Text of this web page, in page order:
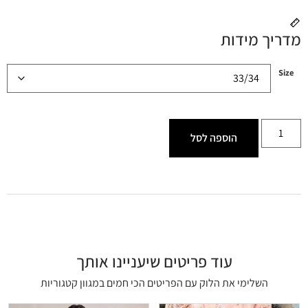
מדריך מידות
Size
הוספה לסל
עוד פריטים שיעניינו אותך
השלימי את הלוק עם הפריטים הכי חמים במגוון קטגוריות